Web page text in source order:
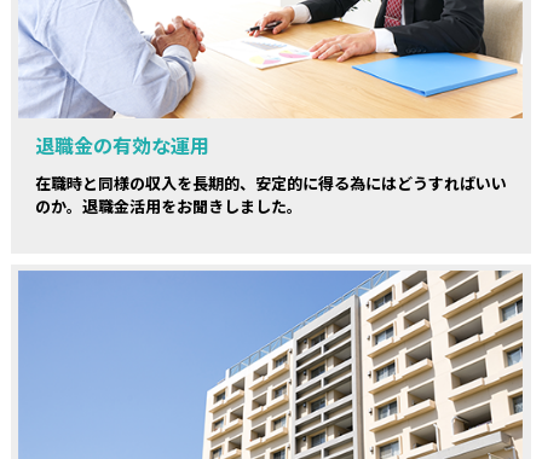
退職金の有効な運用
在職時と同様の収入を長期的、安定的に得る為にはどうすればいい
のか。退職金活用をお聞きしました。